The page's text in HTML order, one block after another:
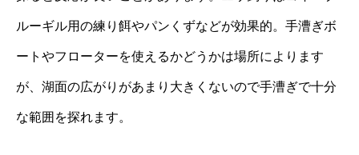
ルーギル用の練り餌やパンくずなどが効果的。手漕ぎボ
ートやフローターを使えるかどうかは場所によります
が、湖面の広がりがあまり大きくないので手漕ぎで十分
な範囲を探れます。